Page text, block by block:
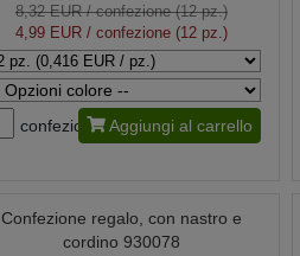
8,32 EUR/ confezione (12 pz.)
4,99 EUR/ confezione (12 pz.)
confezione Aggiungi al carrello
Confezione regalo, con nastro e
cordino 930078